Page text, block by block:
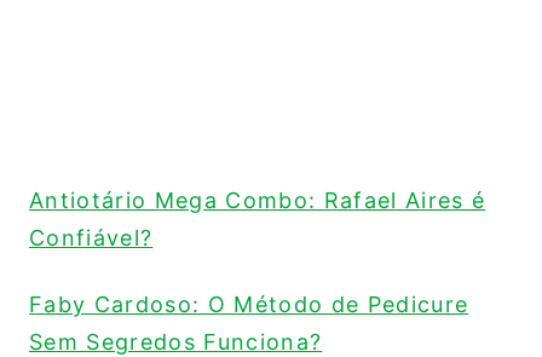
Antiotário Mega Combo: Rafael Aires é
Confiável?
Faby Cardoso: O Método de Pedicure
Sem Segredos Funciona?